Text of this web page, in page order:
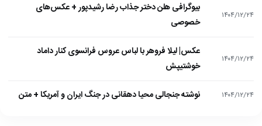
۱۴۰۴/۱۲/۲۴
بیوگرافی هلن دختر جذاب رضا رشیدپور + عکس‌های
خصوصی
۱۴۰۴/۱۲/۲۴
عکس| لیلا فروهر با لباس عروس فرانسوی کنار داماد
خوشتیپش
۱۴۰۴/۱۲/۲۴ نوشته جنجالی محیا دهقانی در جنگ ایران و آمریکا + متن